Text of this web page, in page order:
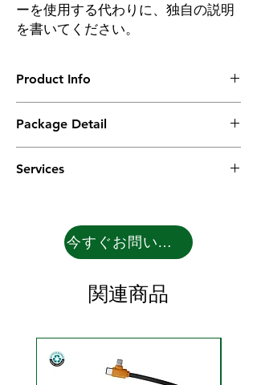
ーを使用する代わりに、独自の説明
を書いてください。
Product Info
Wireless charger: 10W/7.5W/5W
Standard:QI
USB: 5V/2A
Package Detail
user manual in kraft packing box.
Services
photos as your request with your logo in
different options for your references.
Our engineers help our clients to develop
new products for free, and provide
selections to make the mould and drop on
market.
今すぐお問い合わせ
関連商品